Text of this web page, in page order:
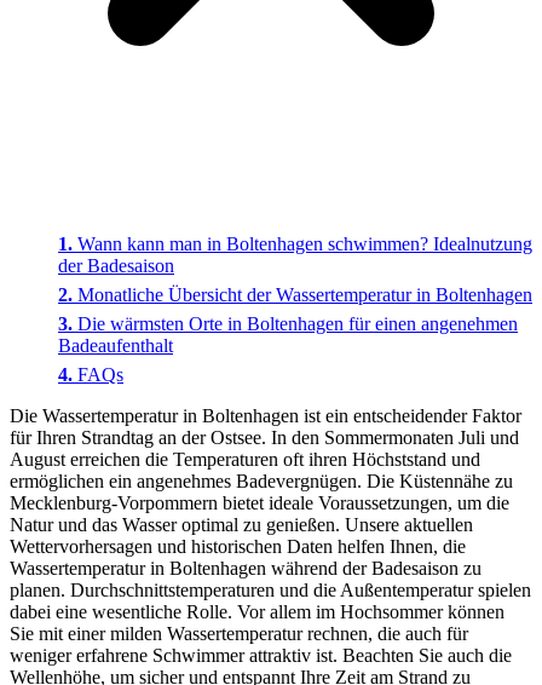
Wann kann man in Boltenhagen schwimmen? Idealnutzung
der Badesaison
Monatliche Übersicht der Wassertemperatur in Boltenhagen
Die wärmsten Orte in Boltenhagen für einen angenehmen
Badeaufenthalt
FAQs
Die Wassertemperatur in Boltenhagen ist ein entscheidender Faktor
für Ihren Strandtag an der Ostsee. In den Sommermonaten Juli und
August erreichen die Temperaturen oft ihren Höchststand und
ermöglichen ein angenehmes Badevergnügen. Die Küstennähe zu
Mecklenburg-Vorpommern bietet ideale Voraussetzungen, um die
Natur und das Wasser optimal zu genießen. Unsere aktuellen
Wettervorhersagen und historischen Daten helfen Ihnen, die
Wassertemperatur in Boltenhagen während der Badesaison zu
planen. Durchschnittstemperaturen und die Außentemperatur spielen
dabei eine wesentliche Rolle. Vor allem im Hochsommer können
Sie mit einer milden Wassertemperatur rechnen, die auch für
weniger erfahrene Schwimmer attraktiv ist. Beachten Sie auch die
Wellenhöhe, um sicher und entspannt Ihre Zeit am Strand zu